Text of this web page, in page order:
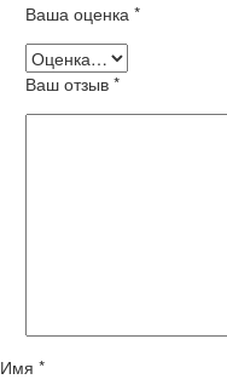
Ваша оценка *
Ваш отзыв *
Имя *